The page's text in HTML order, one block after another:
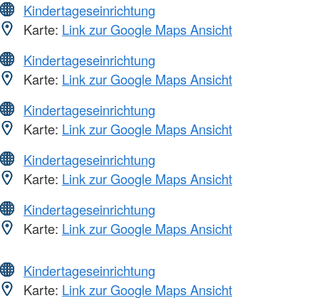
Kindertageseinrichtung
Karte: Link zur Google Maps Ansicht
Kindertageseinrichtung
Karte: Link zur Google Maps Ansicht
Kindertageseinrichtung
Karte: Link zur Google Maps Ansicht
Kindertageseinrichtung
Karte: Link zur Google Maps Ansicht
Kindertageseinrichtung
Karte: Link zur Google Maps Ansicht
Kindertageseinrichtung
Karte: Link zur Google Maps Ansicht